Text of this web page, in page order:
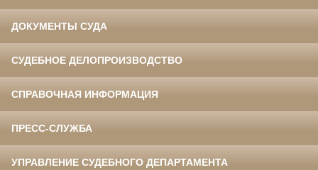
ДОКУМЕНТЫ СУДА
СУДЕБНОЕ ДЕЛОПРОИЗВОДСТВО
СПРАВОЧНАЯ ИНФОРМАЦИЯ
ПРЕСС-СЛУЖБА
УПРАВЛЕНИЕ СУДЕБНОГО ДЕПАРТАМЕНТА